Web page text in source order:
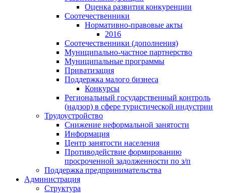
Оценка развития конкуренции
Соотечественники
Нормативно-правовые акты
2016
Соотечественники (дополнения)
Муниципально-частное партнерство
Муниципальные программы
Приватизация
Поддержка малого бизнеса
Конкурсы
Региональный государственный контроль
(надзор) в сфере туристической индустрии
Трудоустройство
Снижение неформальной занятости
Информация
Центр занятости населения
Противодействие формированию
просроченной задолженности по з/п
Поддержка предпринимательства
Администрация
Структура